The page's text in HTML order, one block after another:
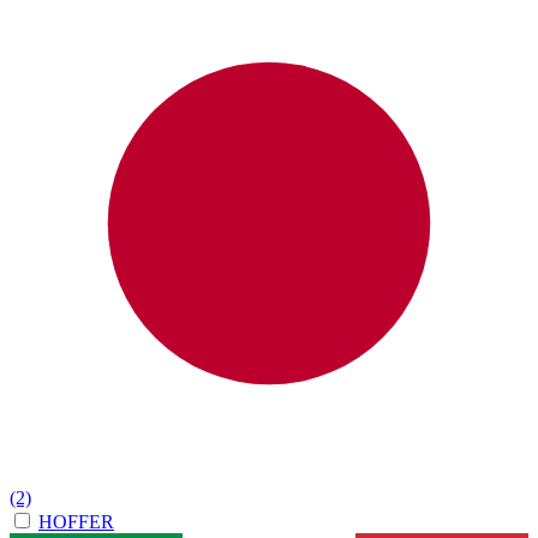
(2)
HOFFER